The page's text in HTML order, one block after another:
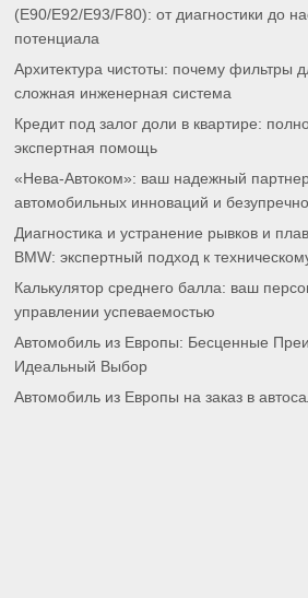
(E90/E92/E93/F80): от диагностики до
потенциала
Архитектура чистоты: почему фильтры
сложная инженерная система
Кредит под залог доли в квартире:
экспертная помощь
«Нева-Автоком»: ваш надежный
автомобильных инноваций и
Диагностика и устранение рывков и
BMW: экспертный подход к
Калькулятор среднего балла: ваш
управлении успеваемостью
Автомобиль из Европы: Бесценные
Идеальный Выбор
Автомобиль из Европы на заказ в